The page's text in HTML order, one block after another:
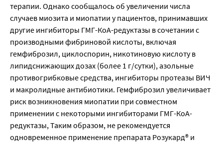
терапии. Однако сообщалось об увеличении числа
случаев миозита и миопатии у пациентов, принимавших
другие ингибиторы ГМГ-КоА-редуктазы в сочетании с
производными фибриновой кислоты, включая
гемфиброзил, циклоспорин, никотиновую кислоту в
липидснижающих дозах (более 1 г/сутки), азольные
противогрибковые средства, ингибиторы протеазы ВИЧ
и макролидные антибиотики. Гемфиброзил увеличивает
риск возникновения миопатии при совместном
применении с некоторыми ингибиторами ГМГ-КоА-
редуктазы, Таким образом, не рекомендуется
одновременное применение препарата Розукард® и